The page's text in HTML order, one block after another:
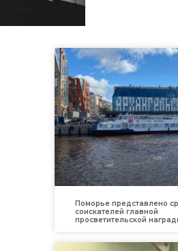
Поморье представлено
соискателей главной
просветительской